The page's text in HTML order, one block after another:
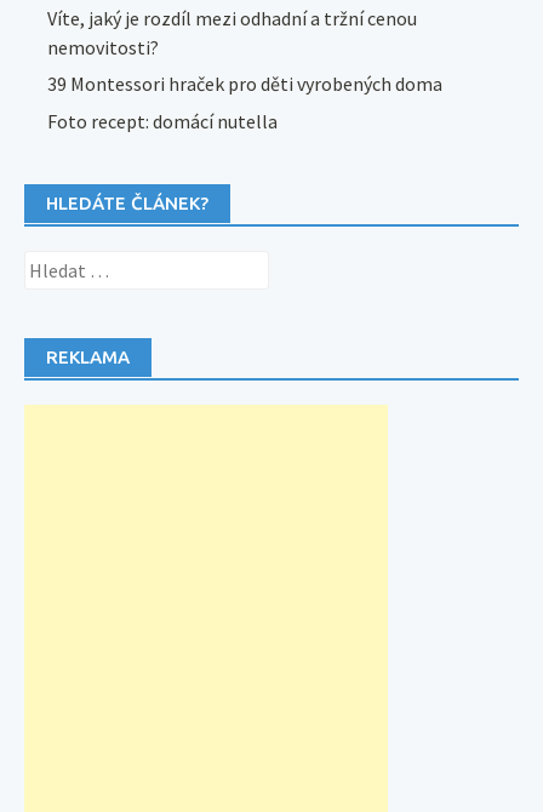
Víte, jaký je rozdíl mezi odhadní a tržní cenou
nemovitosti?
39 Montessori hraček pro děti vyrobených doma
Foto recept: domácí nutella
HLEDÁTE ČLÁNEK?
Vyhledávání
REKLAMA